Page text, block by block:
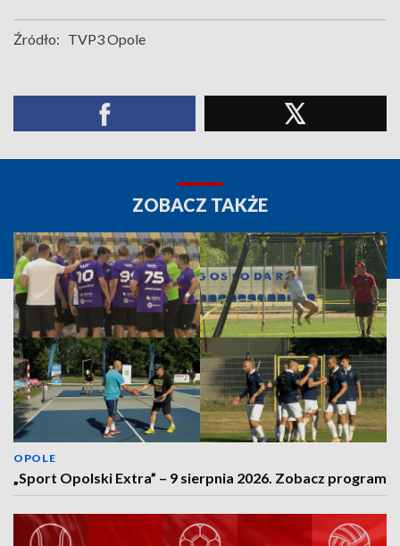
Źródło: TVP3 Opole
ZOBACZ TAKŻE
OPOLE
„Sport Opolski Extra” – 9 sierpnia 2026. Zobacz program